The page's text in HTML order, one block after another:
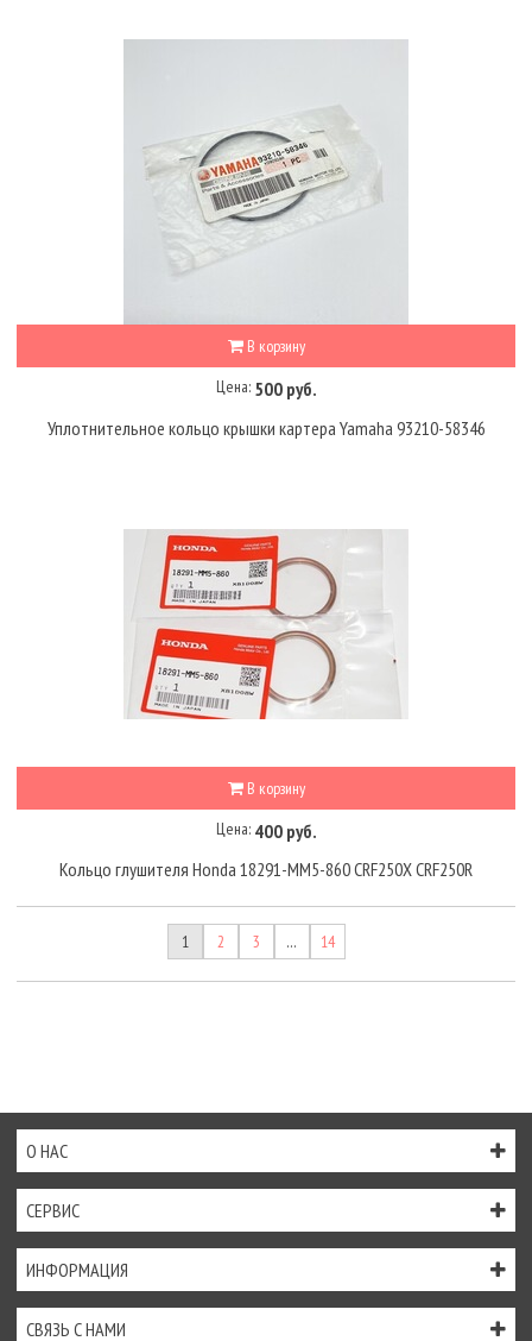
В корзину
Цена: 500 руб.
Уплотнительное кольцо крышки картера Yamaha 93210-58346
В корзину
Цена: 400 руб.
Кольцо глушителя Honda 18291-MM5-860 CRF250X CRF250R
1 2 3 … 14
О НАС
СЕРВИС
ИНФОРМАЦИЯ
СВЯЗЬ С НАМИ